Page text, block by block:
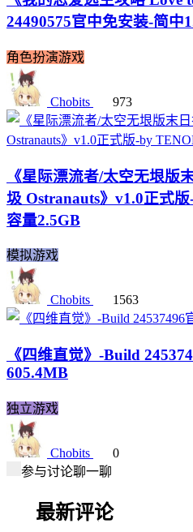
24490575官中免安装-简中
角色扮演游戏
Chobits 973
《星际漂流者/太空无垠版
圾 Ostranauts》v1.0正式
容量2.5GB
模拟游戏
Chobits 1563
《四维直觉》-Build
605.4MB
独立游戏
Chobits
0
参与讨论聊一聊
最新评论